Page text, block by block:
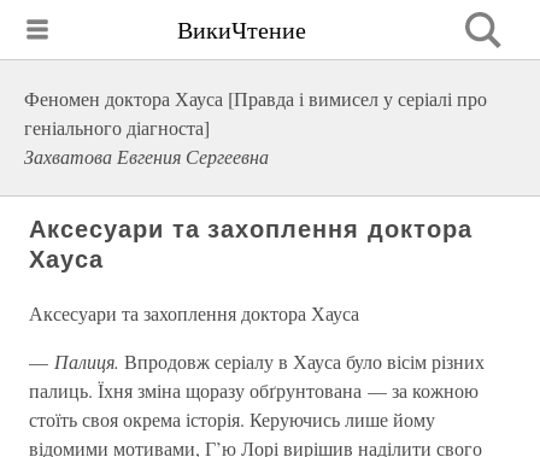
ВикиЧтение
Феномен доктора Хауса [Правда і вимисел у серіалі про
геніального діагноста]
Захватова Евгения Сергеевна
Аксесуари та захоплення доктора
Хауса
Аксесуари та захоплення доктора Хауса
— Палиця. Впродовж серіалу в Хауса було вісім різних
палиць. Їхня зміна щоразу обґрунтована — за кожною
стоїть своя окрема історія. Керуючись лише йому
відомими мотивами, Г’ю Лорі вирішив наділити свого